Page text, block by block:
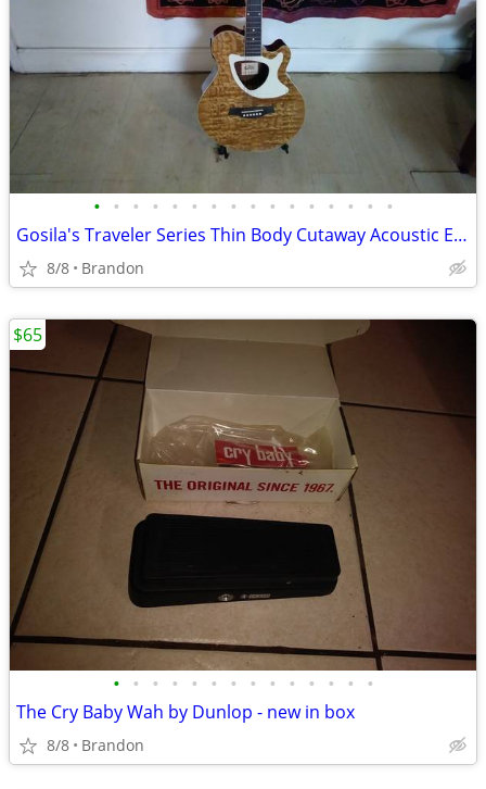
• • • • • • • • • • • • • • • •
Gosila's Traveler Series Thin Body Cutaway Acoustic Electric ashwood
8/8 Brandon
• • • • • • • • • • • • • •
The Cry Baby Wah by Dunlop - new in box
8/8 Brandon
$65